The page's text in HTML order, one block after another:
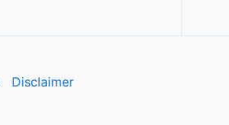
Disclaimer